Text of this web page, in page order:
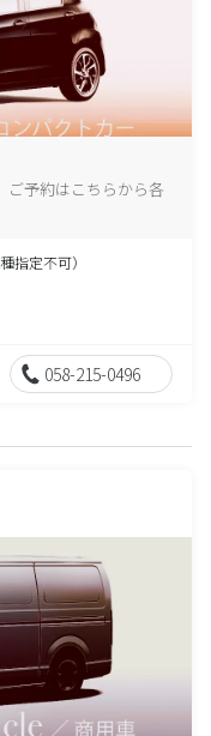
ご予約はこちらから各
定不可）
058-215-0496